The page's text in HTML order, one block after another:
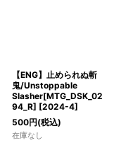
【ENG】止められぬ斬
鬼/Unstoppable
Slasher[MTG_DSK_02
94_R] [2024-4]
500円(税込)
在庫なし